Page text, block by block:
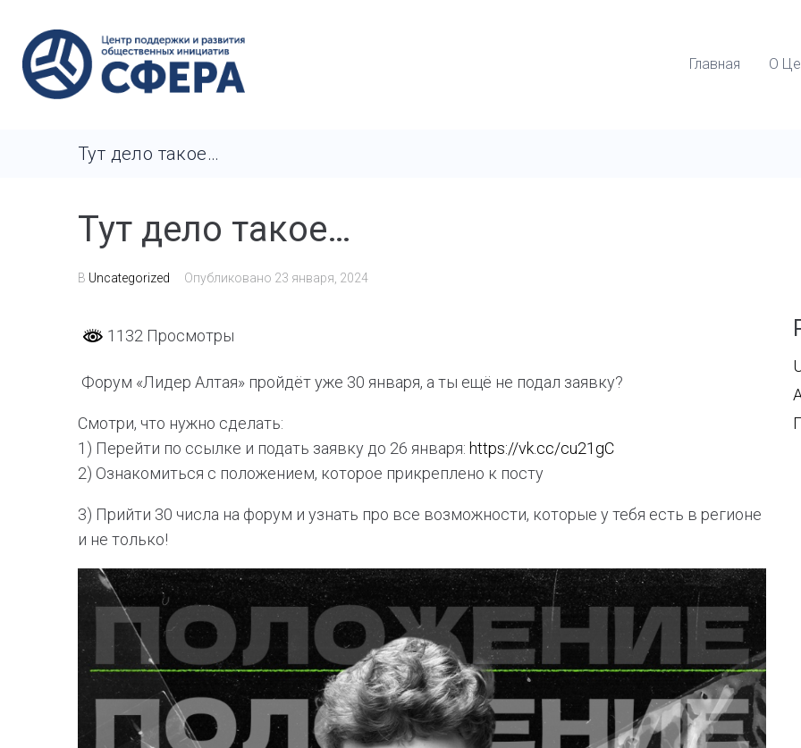
Главная О
Тут дело такое…
Тут дело такое…
В Uncategorized Опубликовано 23 января, 2024
1132 Просмотры
Форум «Лидер Алтая» пройдёт уже 30 января, а ты ещё не подал заявку?
Смотри, что нужно сделать:
1) Перейти по ссылке и подать заявку до 26 января: https://vk.cc/cu21gC
2) Ознакомиться с положением, которое прикреплено к посту
3) Прийти 30 числа на форум и узнать про все возможности, которые у тебя есть в регионе
и не только!